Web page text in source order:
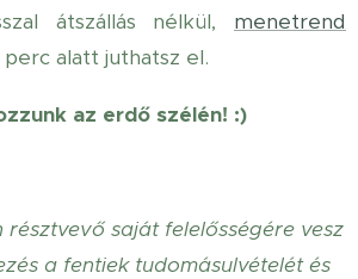
átszállás nélkül, menetrend
alatt juthatsz el.
az erdő szélén! :)
résztvevő saját felelősségére vesz
a fentiek tudomásulvételét és